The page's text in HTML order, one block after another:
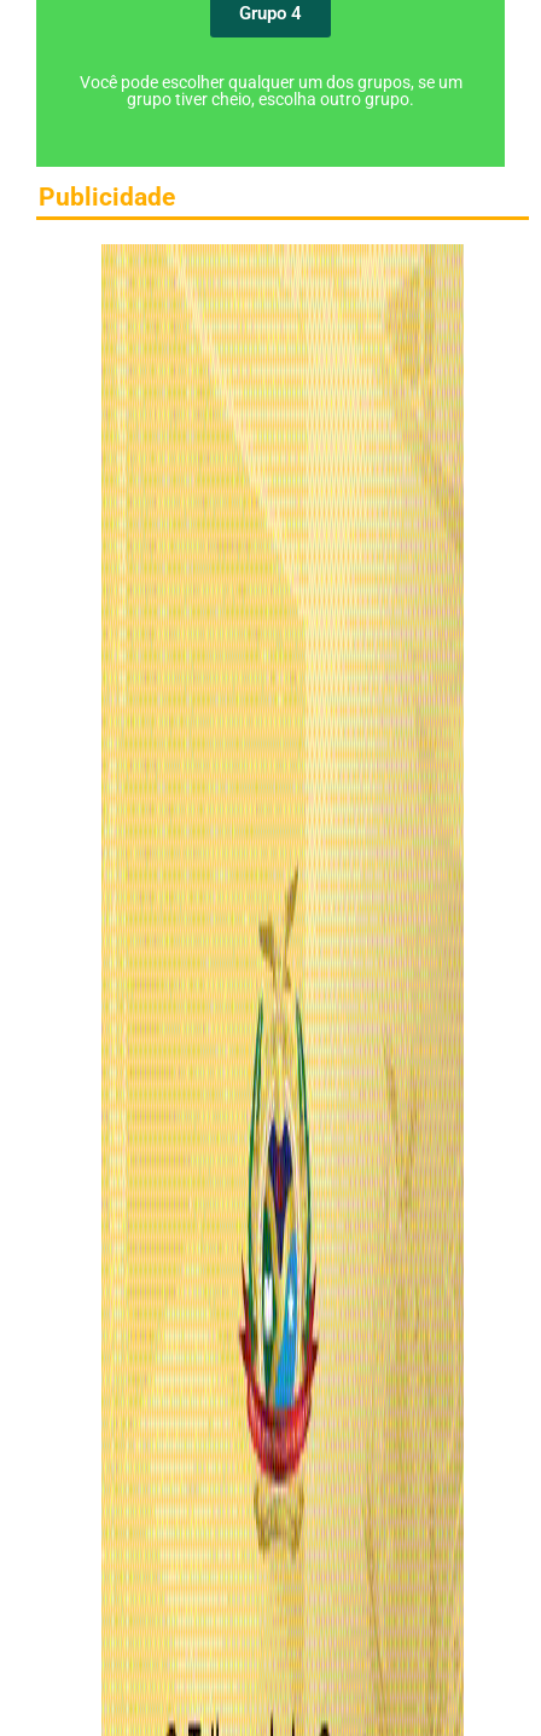
Grupo 4
Você pode escolher qualquer um dos grupos, se um
grupo tiver cheio, escolha outro grupo.
Publicidade